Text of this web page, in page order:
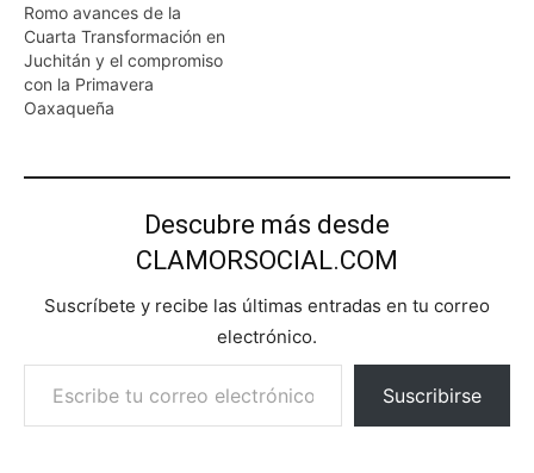
Romo avances de la
Cuarta Transformación en
Juchitán y el compromiso
con la Primavera
Oaxaqueña
Descubre más desde
CLAMORSOCIAL.COM
Suscríbete y recibe las últimas entradas en tu correo
electrónico.
Escribe tu correo electrónico…
Suscribirse